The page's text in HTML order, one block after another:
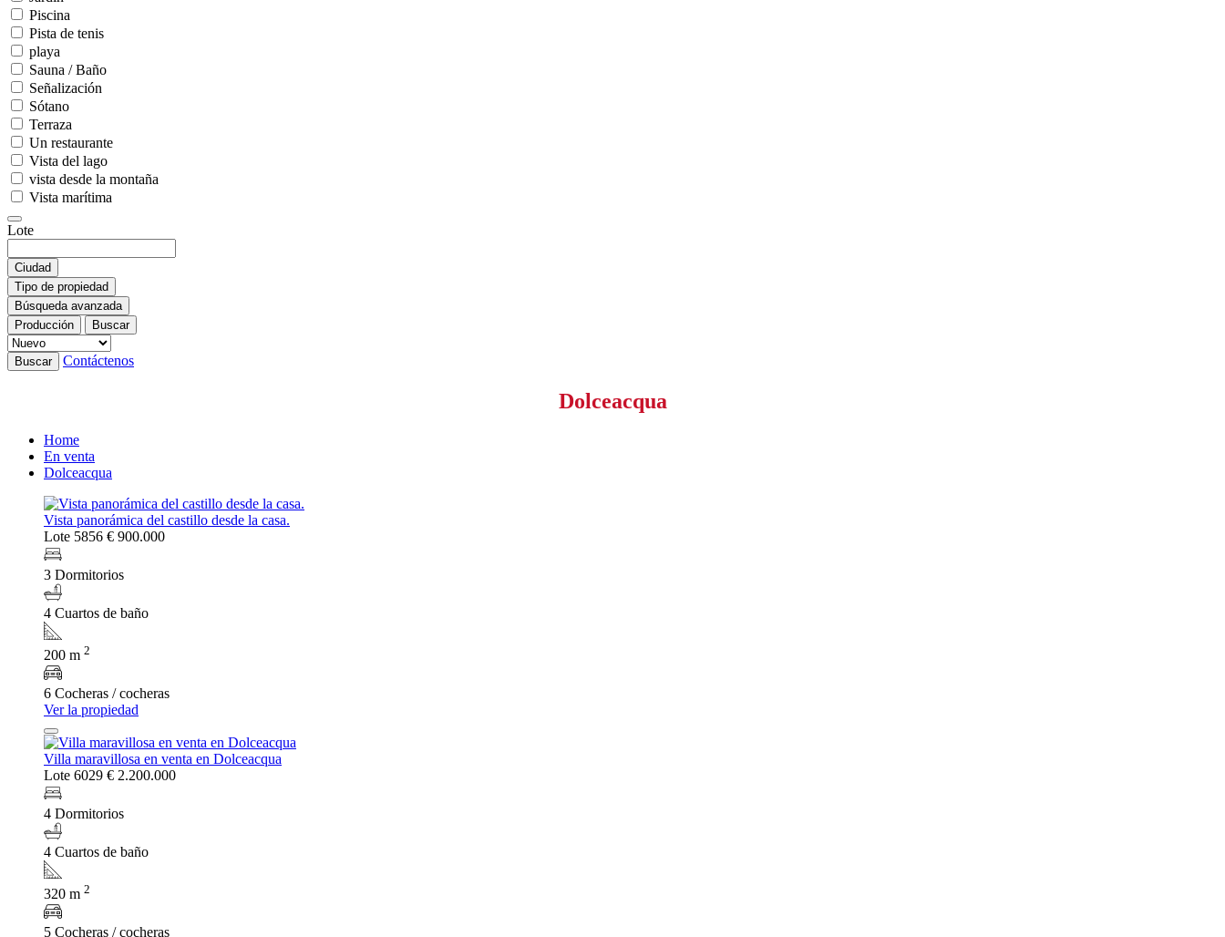
Piscina
Pista de tenis
playa
Sauna / Baño
Señalización
Sótano
Terraza
Un restaurante
Vista del lago
vista desde la montaña
Vista marítima
Lote
Ciudad
Tipo de propiedad
Búsqueda avanzada
Producción
Buscar
Buscar Contáctenos
Dolceacqua
Home
En venta
Dolceacqua
Vista panorámica del castillo desde la casa.
Lote 5856 € 900.000
3 Dormitorios
4 Cuartos de baño
200 m 2
6 Cocheras / cocheras
Ver la propiedad
Villa maravillosa en venta en Dolceacqua
Lote 6029 € 2.200.000
4 Dormitorios
4 Cuartos de baño
320 m 2
5 Cocheras / cocheras